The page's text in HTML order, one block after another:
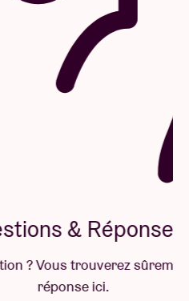
& Réponses
trouverez sûrement la
ici.